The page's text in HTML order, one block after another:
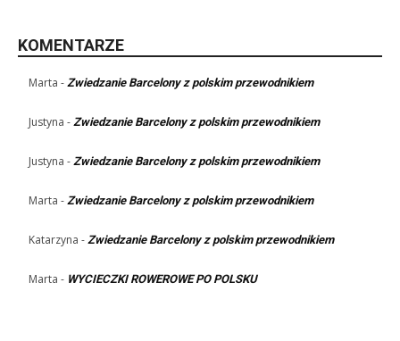
KOMENTARZE
Marta - Zwiedzanie Barcelony z polskim przewodnikiem
Justyna - Zwiedzanie Barcelony z polskim przewodnikiem
Justyna - Zwiedzanie Barcelony z polskim przewodnikiem
Marta - Zwiedzanie Barcelony z polskim przewodnikiem
Katarzyna - Zwiedzanie Barcelony z polskim przewodnikiem
Marta - WYCIECZKI ROWEROWE PO POLSKU